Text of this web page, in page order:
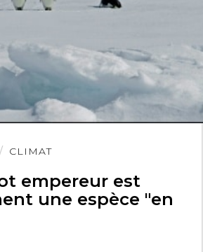
CLIMAT
empereur est
une espèce "en